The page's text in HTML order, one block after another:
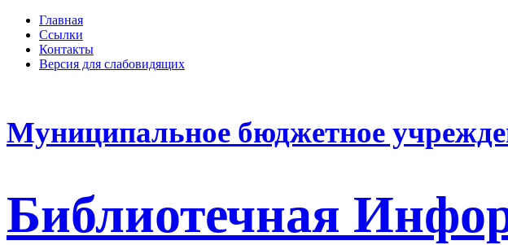
Главная
Ссылки
Контакты
Версия для слабовидящих
Муниципальное бюджетное
Библиотечная